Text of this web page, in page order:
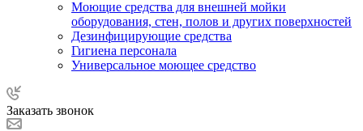
Моющие средства для внешней мойки
оборудования, стен, полов и других поверхностей
Дезинфицирующие средства
Гигиена персонала
Универсальное моющее средство
Заказать звонок